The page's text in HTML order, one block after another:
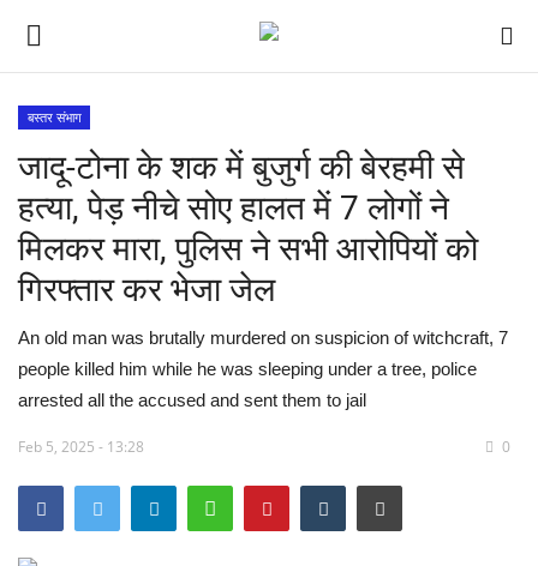
देश
मध्य प्रदेश
विश्व
मुख्य समाचार
विदेश
राष्ट्रीय
बस्तर संभाग
जादू-टोना के शक में बुजुर्ग की बेरहमी से
हत्या, पेड़ नीचे सोए हालत में 7 लोगों ने
मिलकर मारा, पुलिस ने सभी आरोपियों को
गिरफ्तार कर भेजा जेल
An old man was brutally murdered on suspicion of witchcraft, 7
people killed him while he was sleeping under a tree, police
arrested all the accused and sent them to jail
Feb 5, 2025 - 13:28 0